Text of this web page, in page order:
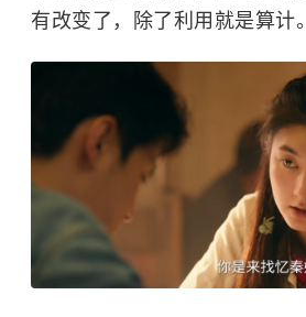
有改变了，除了利用就是算计。